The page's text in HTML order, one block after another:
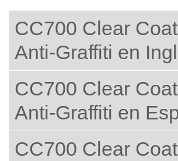
CC700 Clear Coat
Anti-Graffiti en
CC700 Clear Coat
Anti-Graffiti en
CC700 Clear Coat